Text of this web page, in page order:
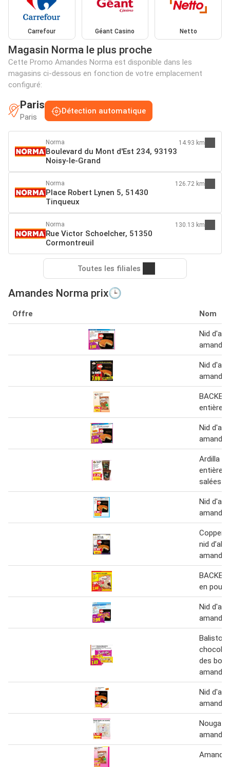
Carrefour Géant Casino Netto
Magasin Norma le plus proche
Cette Promo Amandes Norma est disponible dans les
magasins ci-dessous en fonction de votre emplacement
configuré:
Paris
Paris
Détection automatique
Norma
Boulevard du Mont d'Est 234, 93193
Noisy-le-Grand
14.93 km
Norma
Place Robert Lynen 5, 51430
Tinqueux
126.72 km
Norma
Rue Victor Schoelcher, 51350
Cormontreuil
130.13 km
Toutes les filiales
Amandes Norma prix🕒
Offre Nom
Nid
amandes
Nid
entières
Nid
amandes
Ardilla
entières
salées
Nid
nid
amandes
en
Nid
Balisto
des
amandes
Nid
amandes
Nougat
amandes